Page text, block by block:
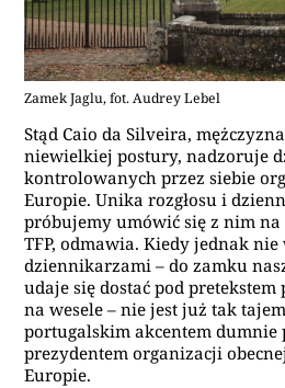
Zamek Jaglu, fot. Audrey Lebel
Stąd Caio da Silveira,
niewielkiej postury, nadzoruje
kontrolowanych przez siebie
Europie. Unika rozgłosu i
próbujemy umówić się z nim
TFP, odmawia. Kiedy jednak
dziennikarzami – do zamku
udaje się dostać pod
na wesele – nie jest już tak
portugalskim akcentem dumnie
prezydentem organizacji
Europie.